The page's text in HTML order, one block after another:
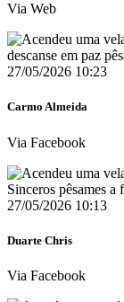
Via Web
descanse em paz
27/05/2026 10:23
Carmo Almeida
Via Facebook
Sinceros pêsames
27/05/2026 10:13
Duarte Chris
Via Facebook